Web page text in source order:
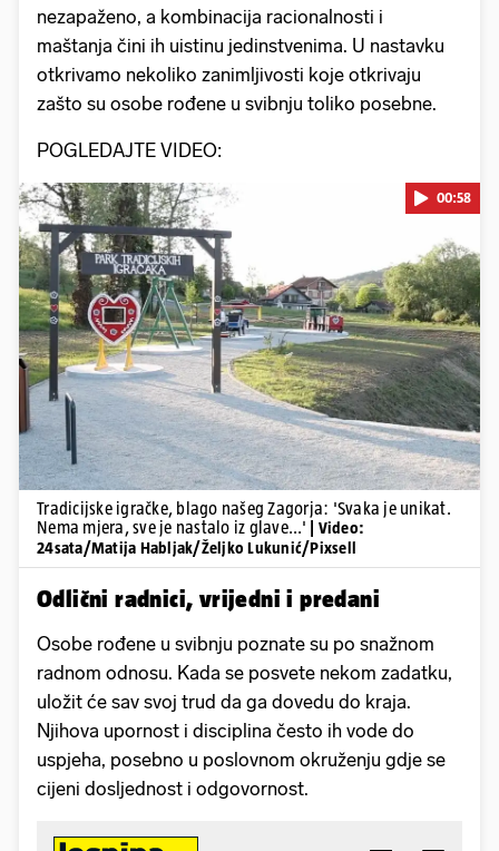
nezapaženo, a kombinacija racionalnosti i
maštanja čini ih uistinu jedinstvenima. U nastavku
otkrivamo nekoliko zanimljivosti koje otkrivaju
zašto su osobe rođene u svibnju toliko posebne.
POGLEDAJTE VIDEO:
Pokretanje videa...
00:58
Tradicijske igračke, blago našeg Zagorja: 'Svaka je unikat.
Nema mjera, sve je nastalo iz glave...'
| Video:
24sata/Matija Habljak/Željko Lukunić/Pixsell
Odlični radnici, vrijedni i predani
Osobe rođene u svibnju poznate su po snažnom
radnom odnosu. Kada se posvete nekom zadatku,
uložit će sav svoj trud da ga dovedu do kraja.
Njihova upornost i disciplina često ih vode do
uspjeha, posebno u poslovnom okruženju gdje se
cijeni dosljednost i odgovornost.